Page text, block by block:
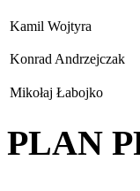
Kamil Wojtyra
Konrad Andrzejczak
Mikołaj Łabojko
PLAN